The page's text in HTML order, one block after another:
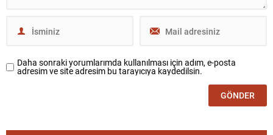
Daha sonraki yorumlarımda kullanılması için adım, e-posta
adresim ve site adresim bu tarayıcıya kaydedilsin.